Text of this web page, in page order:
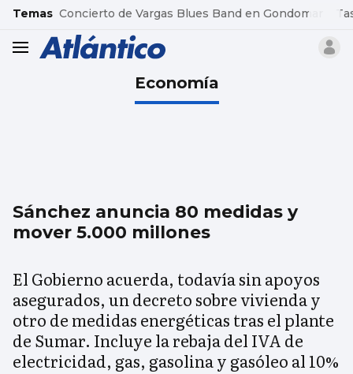
common.go-to-content
Temas Concierto de Vargas Blues Band en Gondomar
header.menu.open
Economía
Sánchez anuncia 80 medidas y
mover 5.000 millones
El Gobierno acuerda, todavía sin apoyos
asegurados, un decreto sobre vivienda y
otro de medidas energéticas tras el plante
de Sumar. Incluye la rebaja del IVA de
electricidad, gas, gasolina y gasóleo al 10%